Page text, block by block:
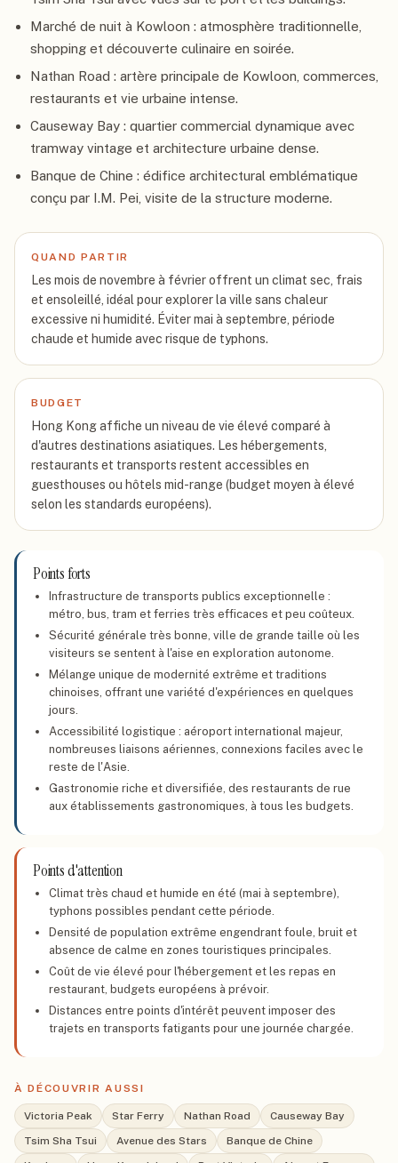
Marché de nuit à Kowloon : atmosphère traditionnelle,
shopping et découverte culinaire en soirée.
Nathan Road : artère principale de Kowloon, commerces,
restaurants et vie urbaine intense.
Causeway Bay : quartier commercial dynamique avec
tramway vintage et architecture urbaine dense.
Banque de Chine : édifice architectural emblématique
conçu par I.M. Pei, visite de la structure moderne.
QUAND PARTIR
Les mois de novembre à février offrent un climat sec, frais
et ensoleillé, idéal pour explorer la ville sans chaleur
excessive ni humidité. Éviter mai à septembre, période
chaude et humide avec risque de typhons.
BUDGET
Hong Kong affiche un niveau de vie élevé comparé à
d'autres destinations asiatiques. Les hébergements,
restaurants et transports restent accessibles en
guesthouses ou hôtels mid-range (budget moyen à élevé
selon les standards européens).
Points forts
Infrastructure de transports publics exceptionnelle :
métro, bus, tram et ferries très efficaces et peu coûteux.
Sécurité générale très bonne, ville de grande taille où les
visiteurs se sentent à l'aise en exploration autonome.
Mélange unique de modernité extrême et traditions
chinoises, offrant une variété d'expériences en quelques
jours.
Accessibilité logistique : aéroport international majeur,
nombreuses liaisons aériennes, connexions faciles avec le
reste de l'Asie.
Gastronomie riche et diversifiée, des restaurants de rue
aux établissements gastronomiques, à tous les budgets.
Points d'attention
Climat très chaud et humide en été (mai à septembre),
typhons possibles pendant cette période.
Densité de population extrême engendrant foule, bruit et
absence de calme en zones touristiques principales.
Coût de vie élevé pour l'hébergement et les repas en
restaurant, budgets européens à prévoir.
Distances entre points d'intérêt peuvent imposer des
trajets en transports fatigants pour une journée chargée.
À DÉCOUVRIR AUSSI
Victoria Peak Star Ferry Nathan Road
Causeway Bay
Tsim Sha Tsui
Avenue des Stars
Banque de Chine